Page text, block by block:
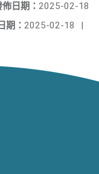
佈日期： 2025-02-18
期： 2025-02-18 |